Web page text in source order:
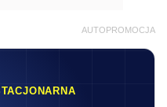
AUTOPROMOCJA